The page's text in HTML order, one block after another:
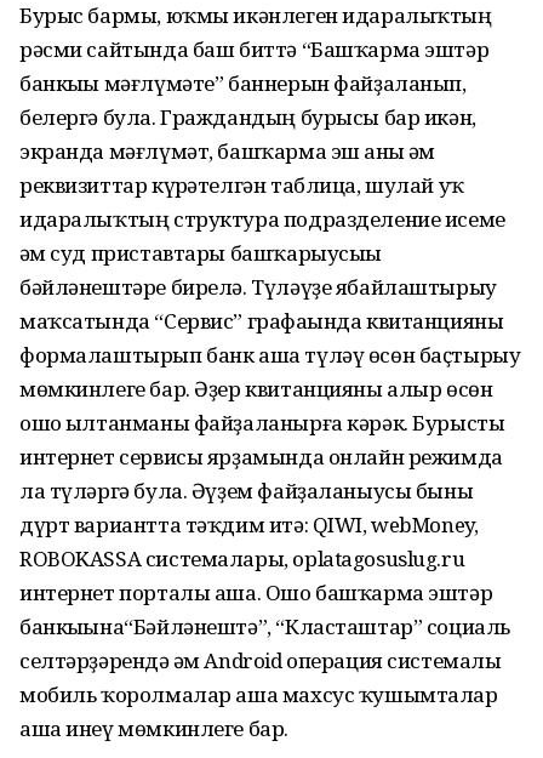
Бурыс бармы, юҡмы икәнлеген идаралыҡтың
рәсми сайтында баш биттә “Башҡарма эштәр
банкыһы мәғлүмәте” баннерын файҙаланып,
белергә була. Граждандың бурысы бар икән,
экранда мәғлүмәт, башҡарма эш һаны һәм
реквизиттар күрһәтелгән таблица, шулай уҡ
идаралыҡтың структура подразделение исеме
һәм суд приставтары башҡарыусыһы
бәйләнештәре бирелә. Түләүҙе ябайлаштырыу
маҡсатында “Сервис” графаһында квитанцияны
формалаштырып банк аша түләү өсөн баҫтырыу
мөмкинлеге бар. Әҙер квитанцияны алыр өсөн
ошо һылтанманы файҙаланырға кәрәк. Бурысты
интернет сервисы ярҙамында онлайн режимда
ла түләргә була. Әүҙем файҙаланыусы быны
дүрт вариантта тәҡдим итә: QIWI, webMoney,
ROBOKASSA системалары, орlatagosuslug.ru
интернет порталы аша. Ошо башҡарма эштәр
банкыһына“Бәйләнештә”, “Класташтар” социаль
селтәрҙәрендә һәм Android операция системалы
мобиль ҡоролмалар аша махсус ҡушымталар
аша инеү мөмкинлеге бар.